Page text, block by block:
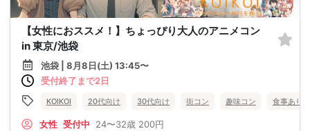
【女性におススメ！】ちょっぴり大人のアニメコン
in 東京/池袋
池袋 | 8月8日(土) 13:45〜
受付終了まで2日
KOIKOI 20代向け 30代向け 街コン 趣味コン 食事あり
女性 受付中 24〜32歳 200円